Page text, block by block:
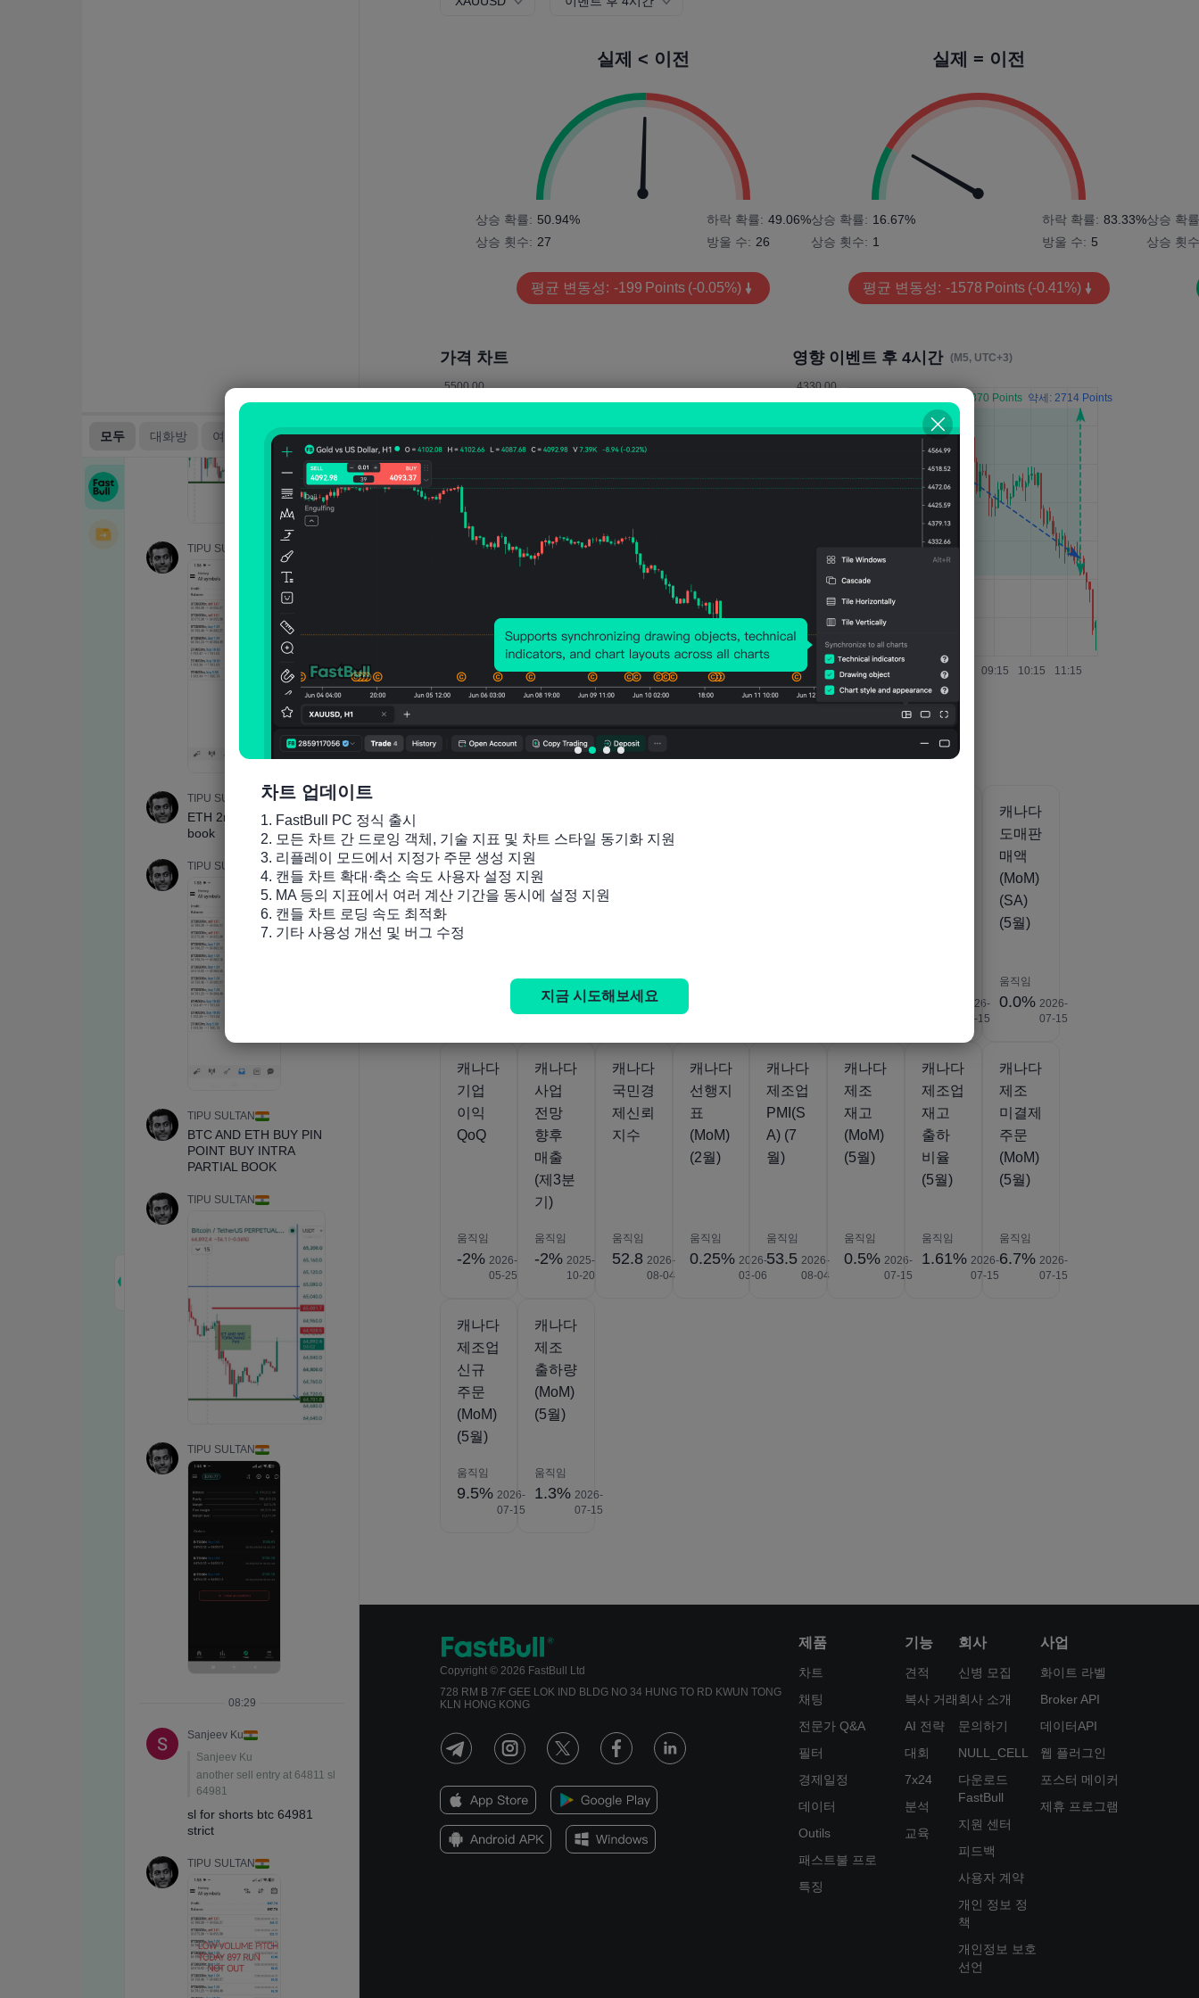
실제 < 이전
상승 확률: 50.94%
상승 횟수: 27
하락 확률: 49.06%
방울 수: 26
평균 변동성: -199 Points (-0.05%)
실제 = 이전
상승 확률: 16.67%
상승 횟수: 1
하락 확률: 83.33%
방울 수: 5
평균 변동성: -1578 Points (-0.41%)
상승 확
상승 횟
가격 차트 영향 이벤트 후 4시간 (M5, UTC+3)
관련 지표
아이비
PMI
(SA)
(7월)
아이비
PMI(S
A 아
님) (7
움직임
54.1 2026-
용량
움직임
78.5%
2026-
07-15
캐나다
도매판
매액
(MoM)
(SA)
(5월)
움직임
0.0% 2026-
07-15
캐나다
기업
이익
QoQ
움직임
-2% 2026-
05-25
캐나다
사업
전망
향후
매출
(제3분
기)
움직임
-2% 2025-
10-20
캐나다
국민경
제신뢰
지수
움직임
52.8 2026-
08-04
캐나다
선행지
표
(MoM)
(2월)
움직임
0.25% 2026-
03-06
캐나다
제조업
PMI(S
A) (7
월)
움직임
53.5 2026-
08-04
캐나다
제조
재고
(MoM)
(5월)
움직임
0.5% 2026-
07-15
캐나다
제조업
재고
출하
비율
(5월)
움직임
1.61% 2026-
07-15
캐나다
제조
미결제
주문
(MoM)
(5월)
움직임
6.7% 2026-
07-15
캐나다
제조업
신규
주문
(MoM)
(5월)
움직임
9.5% 2026-
07-15
캐나다
제조
출하량
(MoM)
(5월)
움직임
1.3% 2026-
07-15
Copyright © 2026 FastBull Ltd
728 RM B 7/F GEE LOK IND BLDG NO 34 HUNG TO RD KWUN TONG
KLN HONG KONG
제품
차트
채팅
전문가 Q&A
필터
경제일정
데이터
Outils
패스트불 프로
특징
기능
견적
복사 거래
AI 전략
대회
7x24
분석
교육
회사
신병 모집
회사 소개
문의하기
NULL_CELL
다운로드
FastBull
지원 센터
피드백
사용자 계약
개인 정보 정
책
개인정보 보호
선언
사업
화이트 라벨
Broker API
데이터API
웹 플러그인
포스터 메이커
제휴 프로그램
차트 업데이트
1. FastBull PC 정식 출시
2. 모든 차트 간 드로잉 객체, 기술 지표 및 차트 스타일 동기화 지원
3. 리플레이 모드에서 지정가 주문 생성 지원
4. 캔들 차트 확대·축소 속도 사용자 설정 지원
5. MA 등의 지표에서 여러 계산 기간을 동시에 설정 지원
6. 캔들 차트 로딩 속도 최적화
7. 기타 사용성 개선 및 버그 수정
지금 시도해보세요